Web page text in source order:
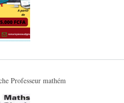
Professeur mathém